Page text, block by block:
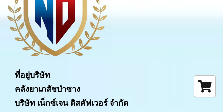
ที่อยู่บริษัท
คลังยาเภสัชป่าซาง
บริษัท เน็กซ์เจน ดิสคัฟเวอร์ จำกัด